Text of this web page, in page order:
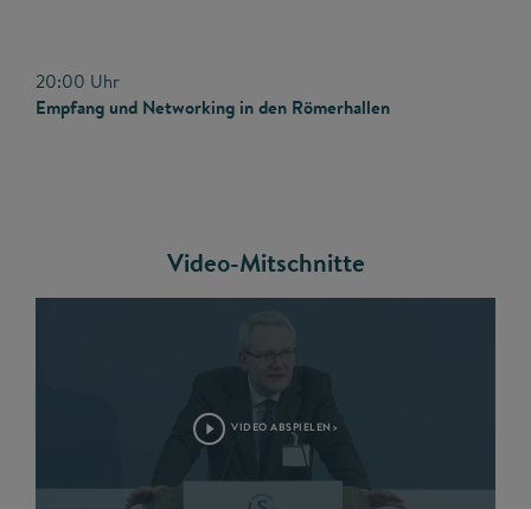
20:00 Uhr
Empfang und Networking in den Römerhallen
Video-Mitschnitte
VIDEO ABSPIELEN>